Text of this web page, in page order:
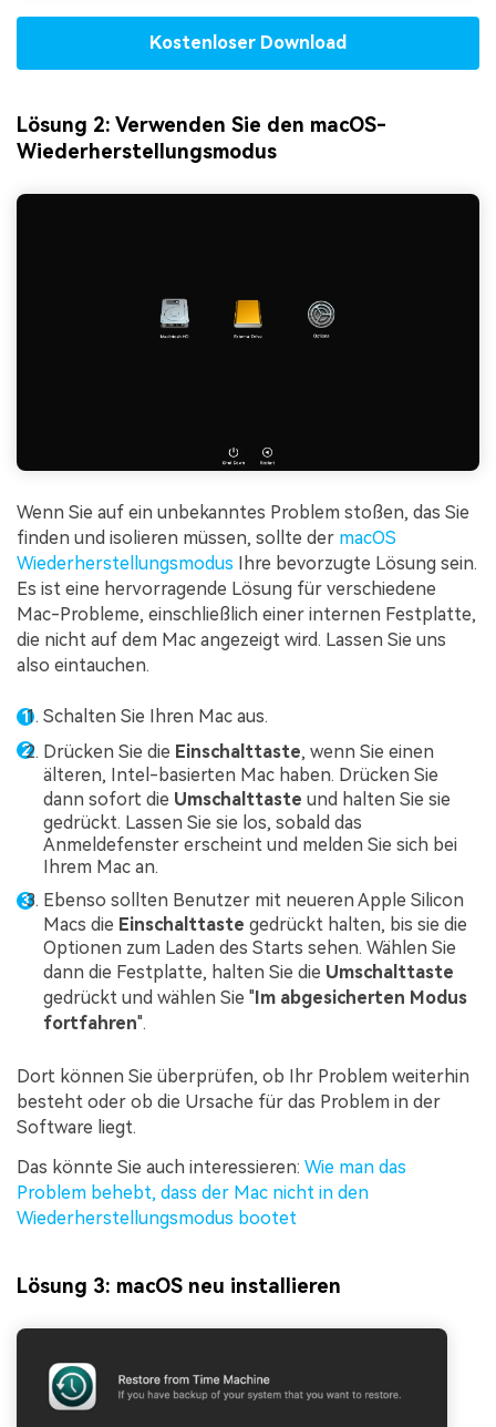
Kostenloser Download
Lösung 2: Verwenden Sie den macOS-
Wiederherstellungsmodus
Wenn Sie auf ein unbekanntes Problem stoßen, das Sie
finden und isolieren müssen, sollte der macOS
Wiederherstellungsmodus Ihre bevorzugte Lösung sein.
Es ist eine hervorragende Lösung für verschiedene
Mac-Probleme, einschließlich einer internen Festplatte,
die nicht auf dem Mac angezeigt wird. Lassen Sie uns
also eintauchen.
Schalten Sie Ihren Mac aus.
Drücken Sie die Einschalttaste, wenn Sie einen
älteren, Intel-basierten Mac haben. Drücken Sie
dann sofort die Umschalttaste und halten Sie sie
gedrückt. Lassen Sie sie los, sobald das
Anmeldefenster erscheint und melden Sie sich bei
Ihrem Mac an.
Ebenso sollten Benutzer mit neueren Apple Silicon
Macs die Einschalttaste gedrückt halten, bis sie die
Optionen zum Laden des Starts sehen. Wählen Sie
dann die Festplatte, halten Sie die Umschalttaste
gedrückt und wählen Sie "Im abgesicherten Modus
fortfahren".
Dort können Sie überprüfen, ob Ihr Problem weiterhin
besteht oder ob die Ursache für das Problem in der
Software liegt.
Das könnte Sie auch interessieren: Wie man das
Problem behebt, dass der Mac nicht in den
Wiederherstellungsmodus bootet
Lösung 3: macOS neu installieren